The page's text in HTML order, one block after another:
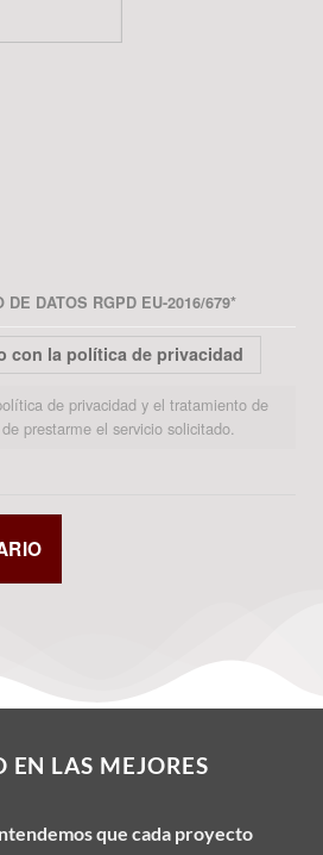
DE DATOS RGPD EU-2016/679*
con la política de privacidad
de privacidad y el tratamiento de
prestarme el servicio solicitado.
EN LAS MEJORES
que cada proyecto